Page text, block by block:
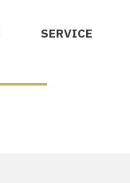
SERVICE